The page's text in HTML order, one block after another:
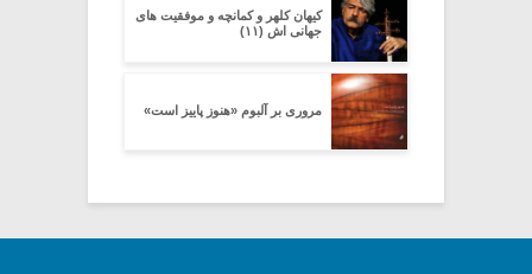
کیهان کلهر و کمانچه و موفقیت های
جهانی اش (۱۱)
مروری بر آلبوم «هنوز پاییز است»